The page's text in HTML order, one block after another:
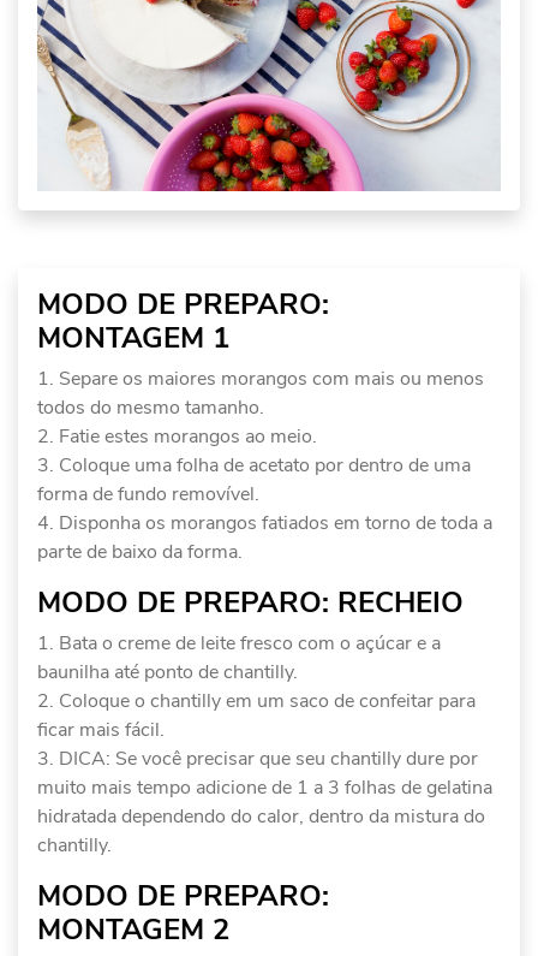
MODO DE PREPARO:
MONTAGEM 1
Separe os maiores morangos com mais ou menos
todos do mesmo tamanho.
Fatie estes morangos ao meio.
Coloque uma folha de acetato por dentro de uma
forma de fundo removível.
Disponha os morangos fatiados em torno de toda a
parte de baixo da forma.
MODO DE PREPARO: RECHEIO
Bata o creme de leite fresco com o açúcar e a
baunilha até ponto de chantilly.
Coloque o chantilly em um saco de confeitar para
ficar mais fácil.
DICA: Se você precisar que seu chantilly dure por
muito mais tempo adicione de 1 a 3 folhas de gelatina
hidratada dependendo do calor, dentro da mistura do
chantilly.
MODO DE PREPARO:
MONTAGEM 2